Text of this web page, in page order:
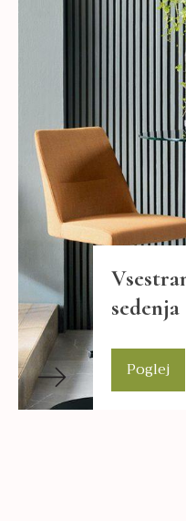
sedenja
Poglej